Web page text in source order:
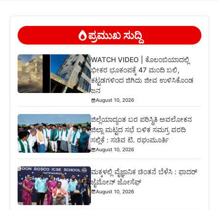
ಪ್ರಮುಖ ಸುದ್ದಿ
WATCH VIDEO | ಕೊಲಂಬಿಯಾದಲ್ಲಿ
ಭೀಕರ ಭೂಕಂಪಕ್ಕೆ 47 ಮಂದಿ ಬಲಿ,
ಕಟ್ಟಡಗಳಿಂದ ಜಿಗಿದು ಜೀವ ಉಳಿಸಿಕೊಂಡ
ಜನ
August 10, 2026
ಜಿಲ್ಲೆಯಾದ್ಯಂತ ಬರ ಪರಿಸ್ಥಿತಿ ಅವಲೋಕನ
ಜಿಲ್ಲಾ ಮಟ್ಟದ ಸಭೆ ಬಳಿಕ ಸಮಗ್ರ ವರದಿ
ಸಲ್ಲಿಕೆ : ಸಚಿವ ಟಿ. ರಘುಮೂರ್ತಿ
August 10, 2026
ಮಕ್ಕಳಲ್ಲಿ ವೈಜ್ಞಾನಿಕ ಚಿಂತನೆ ಬೆಳೆಸಿ : ಫಾದರ್
ಜೈಮೋನ್ ಜೋಸೆಫ್
August 10, 2026